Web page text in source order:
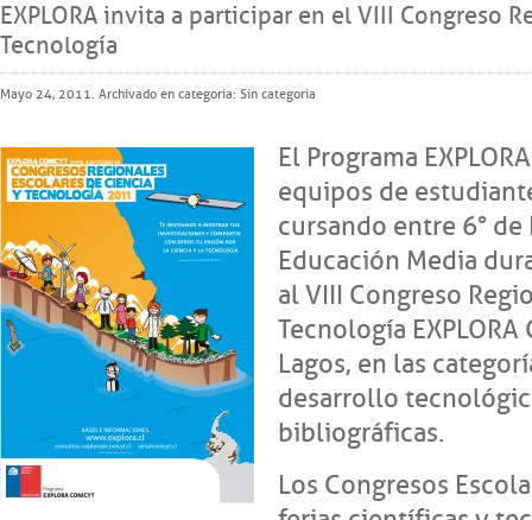
EXPLORA invita a participar en el VIII Congreso
Tecnología
Mayo 24, 2011. Archivado en categoría: Sin categoría
El Programa
equipos de
cursando entre 6° de
Educación Media
al VIII Congreso
Tecnología EXPLORA
Lagos, en las
desarrollo
bibliográficas.
Los Congresos